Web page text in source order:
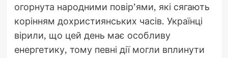
огорнута народними повір’ями, які сягають
корінням дохристиянських часів. Українці
вірили, що цей день має особливу
енергетику, тому певні дії могли вплинути